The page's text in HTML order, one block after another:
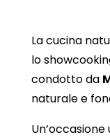
La cucina
lo
condotto da
naturale e